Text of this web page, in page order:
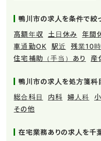
鴨川市の求人を条件で絞
高額年収
土日休み 年間
車通勤OK
駅近 残業10
住宅補助（手当）あり
産
鴨川市の求人を処方箋科
総合科目
内科 婦人科
その他
在宅業務ありの求人を千